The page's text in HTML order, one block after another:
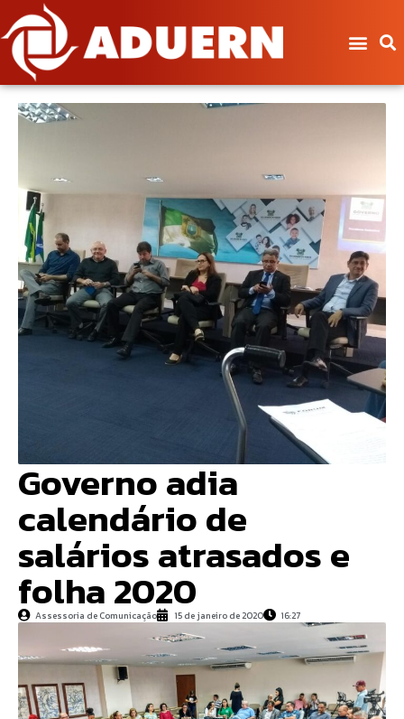
Governo adia
calendário de
salários atrasados e
folha 2020
Assessoria de Comunicação 15 de janeiro de 2020 16:27